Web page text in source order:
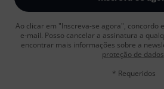
Ao clicar em "Inscreva-se agora", concordo
e-mail. Posso cancelar a assinatura a
encontrar mais informações sobre a
proteção de dados
* Requeridos